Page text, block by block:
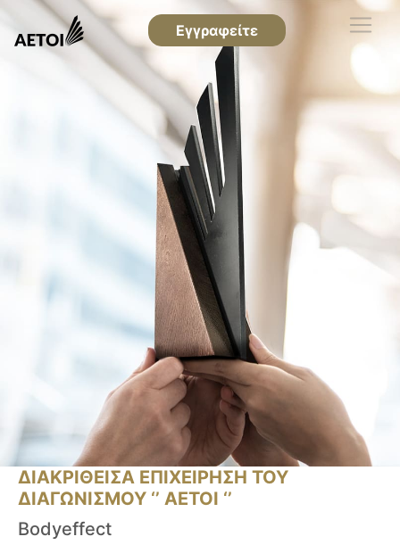
Εγγραφείτε
ΔΙΑΚΡΙΘΕΙΣΑ ΕΠΙΧΕΙΡΗΣΗ ΤΟΥ
ΔΙΑΓΩΝΙΣΜΟΥ ‘’ ΑΕΤΟΙ ‘’
Bodyeffect